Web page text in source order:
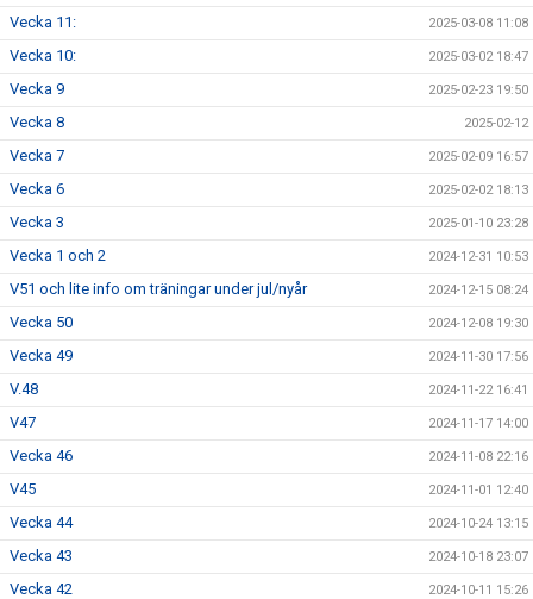
Vecka 11: 2025-03-08 11:08
Vecka 10: 2025-03-02 18:47
Vecka 9 2025-02-23 19:50
Vecka 8 2025-02-12
Vecka 7 2025-02-09 16:57
Vecka 6 2025-02-02 18:13
Vecka 3 2025-01-10 23:28
Vecka 1 och 2 2024-12-31 10:53
V51 och lite info om träningar under jul/nyår 2024-12-15 08:24
Vecka 50 2024-12-08 19:30
Vecka 49 2024-11-30 17:56
V.48 2024-11-22 16:41
V47 2024-11-17 14:00
Vecka 46 2024-11-08 22:16
V45 2024-11-01 12:40
Vecka 44 2024-10-24 13:15
Vecka 43 2024-10-18 23:07
Vecka 42 2024-10-11 15:26